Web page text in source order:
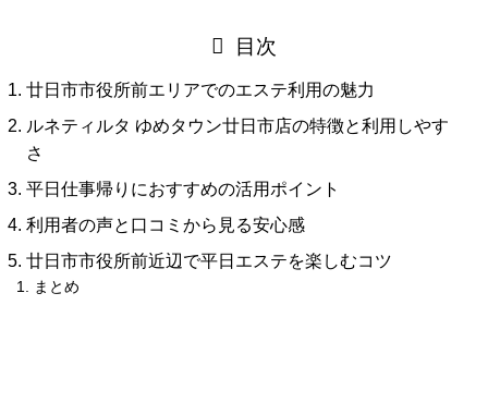
目次
廿日市市役所前エリアでのエステ利用の魅力
ルネティルタ ゆめタウン廿日市店の特徴と利用しやす
さ
平日仕事帰りにおすすめの活用ポイント
利用者の声と口コミから見る安心感
廿日市市役所前近辺で平日エステを楽しむコツ
まとめ